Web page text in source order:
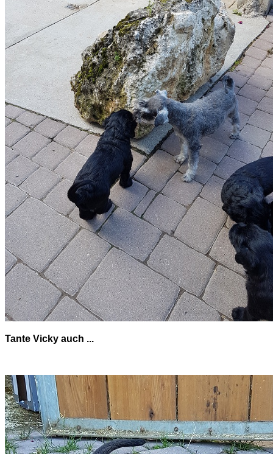
Tante Vicky auch ...